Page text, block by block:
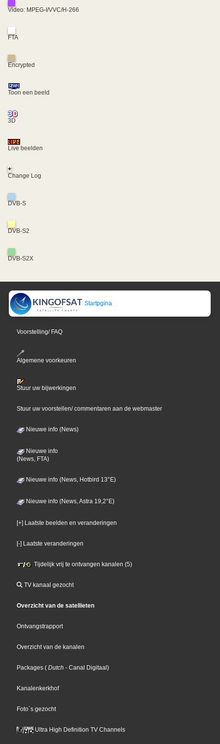
Video: MPEG-I/VVC/H-266
FTA
Encrypted
Toon een beeld
3D
Live beelden
+
Change Log
DVB-S
DVB-S2
DVB-S2X
Startpgina
Voorstelling/ FAQ
Algemene voorkeuren
Stuur uw bijwerkingen
Stuur uw voorstellen/ commentaren aan de webmaster
Nieuwe info (News)
Nieuwe info
(News, FTA)
Nieuwe info (News, Hotbird 13°E)
Nieuwe info (News, Astra 19,2°E)
[+] Laatste beelden en veranderingen
[-] Laatste veranderingen
Tijdelijk vrij te ontvangen kanalen (5)
TV kanaal gezocht
Overzicht van de satellieten
Ontvangstrapport
Overzicht van de kanalen
Packages ( Dutch - Canal Digitaal)
Kanalenkerkhof
Foto´s gezocht
Ultra High Definition TV Channels